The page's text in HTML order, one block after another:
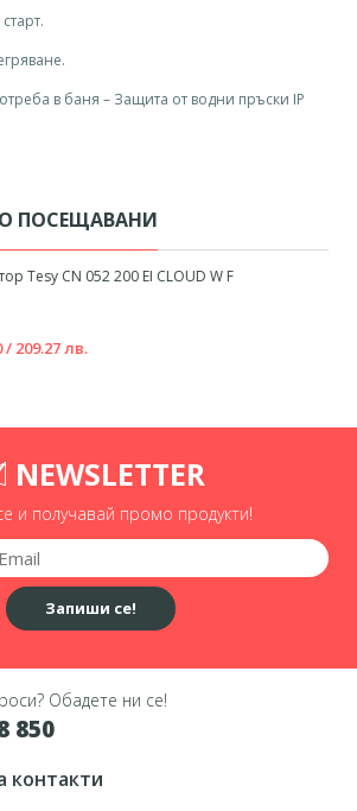
в баня – Защита от водни пръски IP
ПОСЕЩАВАНИ
Tesy CN 052 200 EI CLOUD W F
/ 209.27 лв.
NEWSLETTER
и получавай промо продукти!
Запиши се!
Обадете ни се!
850
контакти